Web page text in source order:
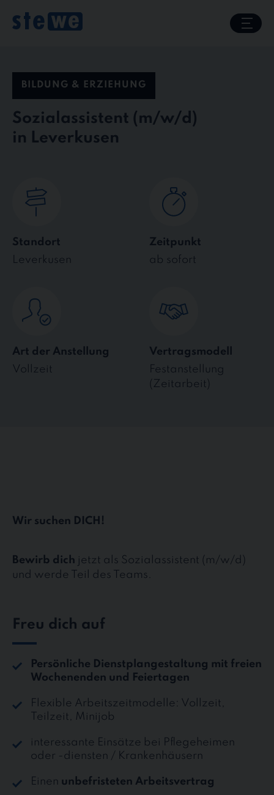
content
BILDUNG & ERZIEHUNG
Sozialassistent
in Leverkusen
Standort
Leverkusen
Zeitpunkt
ab sofort
Art der Anstellung
Vollzeit
Vertragsmodell
Festanstellung
(Zeitarbeit)
Wir suchen DICH!
Bewirb dich jetzt als Sozialassistent (m/w/d)
und werde Teil des Teams.
Freu dich auf
Persönliche Dienstplangestaltung mit freien
Wochenenden und Feiertagen
Flexible Arbeitszeitmodelle: Vollzeit,
Teilzeit, Minijob
interessante Einsätze bei Pflegeheimen
oder -diensten / Krankenhäusern
Einen unbefristeten Arbeitsvertrag